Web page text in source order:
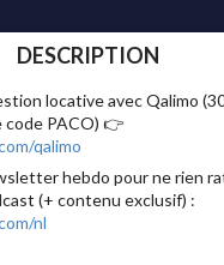
DESCRIPTION
locative avec Qalimo
code PACO) 👉
qalimo
hebdo pour ne rien
(+ contenu exclusif) :
nl